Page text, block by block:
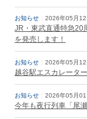
お知らせ 2026年05月12
JR・東武直通特急
を発売します！
お知らせ 2026年05月12
越谷駅エスカレータ
お知らせ 2026年05月01
今年も夜行列車「尾